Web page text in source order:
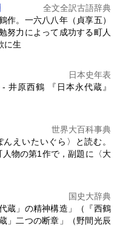
全文全訳古語辞典
作。一六八八年（貞享五）
努力によって成功する町人
に生
日本史年表
井原西鶴 『 日本永代蔵 』
世界大百科事典
えいたいぐら〉と読む。
物の第1作で，副題に〈大
国史大辞典
蔵 」の精神構造」（『西鶴
」二つの断章」（野間光辰